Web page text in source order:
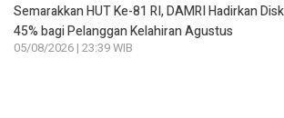
Semarakkan HUT Ke-81 RI, DAMRI Hadirkan
45% bagi Pelanggan Kelahiran Agustus
05/08/2026 | 23:39 WIB